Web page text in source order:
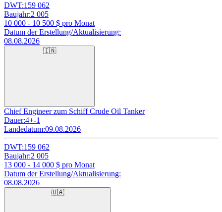
DWT:159 062
Baujahr:2 005
10 000 - 10 500 $ pro Monat
Datum der Erstellung/Aktualisierung:
08.08.2026
🇮🇳
Chief Engineer zum Schiff Crude Oil Tanker
Dauer:4+-1
Landedatum:09.08.2026
DWT:159 062
Baujahr:2 005
13 000 - 14 000 $ pro Monat
Datum der Erstellung/Aktualisierung:
08.08.2026
🇺🇦